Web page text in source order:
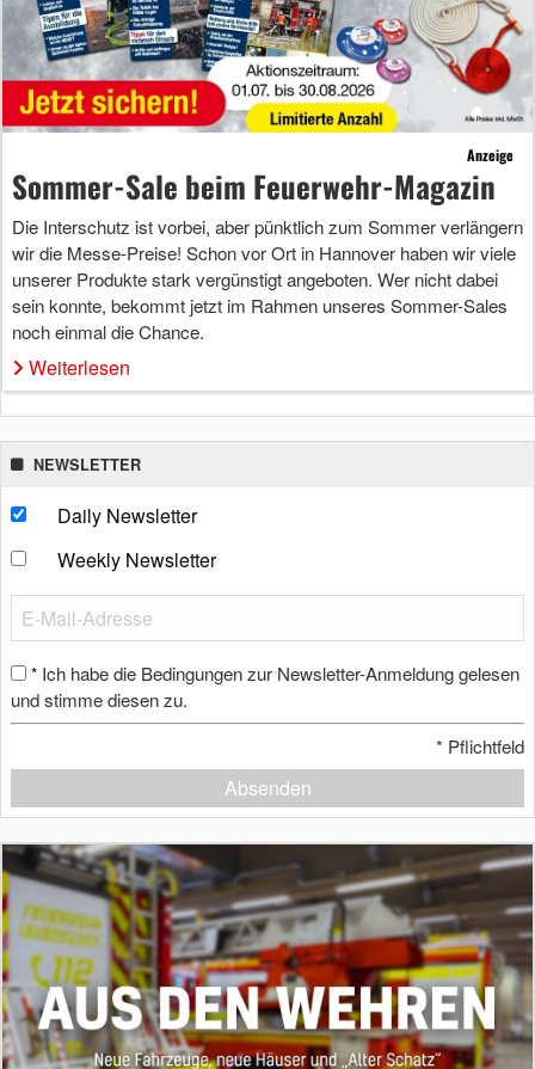
Anzeige
Sommer-Sale beim Feuerwehr-Magazin
Die Interschutz ist vorbei, aber pünktlich zum Sommer verlängern
wir die Messe-Preise! Schon vor Ort in Hannover haben wir viele
unserer Produkte stark vergünstigt angeboten. Wer nicht dabei
sein konnte, bekommt jetzt im Rahmen unseres Sommer-Sales
noch einmal die Chance.
Weiterlesen
NEWSLETTER
Daily Newsletter
Weekly Newsletter
* Ich habe die Bedingungen zur Newsletter-Anmeldung gelesen
und stimme diesen zu.
* Pflichtfeld
Absenden